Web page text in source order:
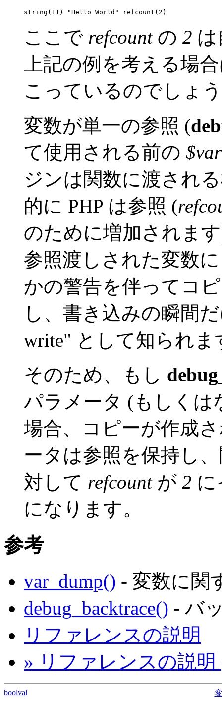
ここで refcountの 2
上記の例を考える場
こっているのでしょ
変数が単一の参照 (
て使用される前の
ジンは関数に渡され
的に PHP は参照 (
のために増加されま
参照渡しされた変数
かの警告を伴ってコ
し、書き込みの瞬間
write" として知られま
そのため、もし
パラメータ (もしくは
場合、コピーが作成
ータは参照を保持し
対して refcountが 2
になります。
参考
var_dump() - 変数に関
debug_backtrace() - バ
リファレンスの説明
» リファレンスの説明
boolval